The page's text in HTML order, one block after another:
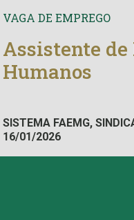
VAGA DE EMPREGO
Assistente de
Humanos
SISTEMA FAEMG,
INAES, FAEMG
16/01/2026